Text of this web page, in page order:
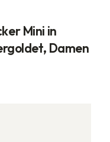
Mini in
Damen